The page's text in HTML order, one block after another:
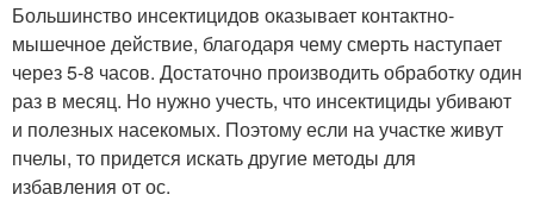
Большинство инсектицидов оказывает контактно-
мышечное действие, благодаря чему смерть наступает
через 5-8 часов. Достаточно производить обработку один
раз в месяц. Но нужно учесть, что инсектициды убивают
и полезных насекомых. Поэтому если на участке живут
пчелы, то придется искать другие методы для
избавления от ос.